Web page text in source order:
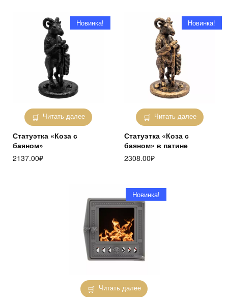
Читать далее
Новинка!
Статуэтка «Коза с
баяном»
2137.00₽
Читать далее
Новинка!
Статуэтка «Коза с
баяном» в патине
2308.00₽
Читать далее
Новинка!